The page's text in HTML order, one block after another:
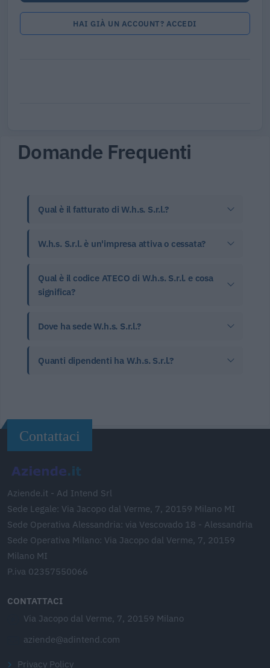
HAI GIÀ UN ACCOUNT? ACCEDI
Domande Frequenti
Qual è il fatturato di W.h.s. S.r.l.?
W.h.s. S.r.l. è un'impresa attiva o cessata?
Qual è il codice ATECO di W.h.s. S.r.l. e cosa
significa?
Dove ha sede W.h.s. S.r.l.?
Quanti dipendenti ha W.h.s. S.r.l.?
Contattaci
Aziende.it - Ad Intend Srl
Sede Legale: Via Jacopo dal Verme, 7, 20159 Milano MI
Sede Operativa Alessandria: via Vescovado 18 - Alessandria
Sede Operativa Milano: Via Jacopo dal Verme, 7, 20159
Milano MI
P.iva 02357550066
CONTATTACI
Via Jacopo dal Verme, 7, 20159 Milano
aziende@adintend.com
Privacy Policy